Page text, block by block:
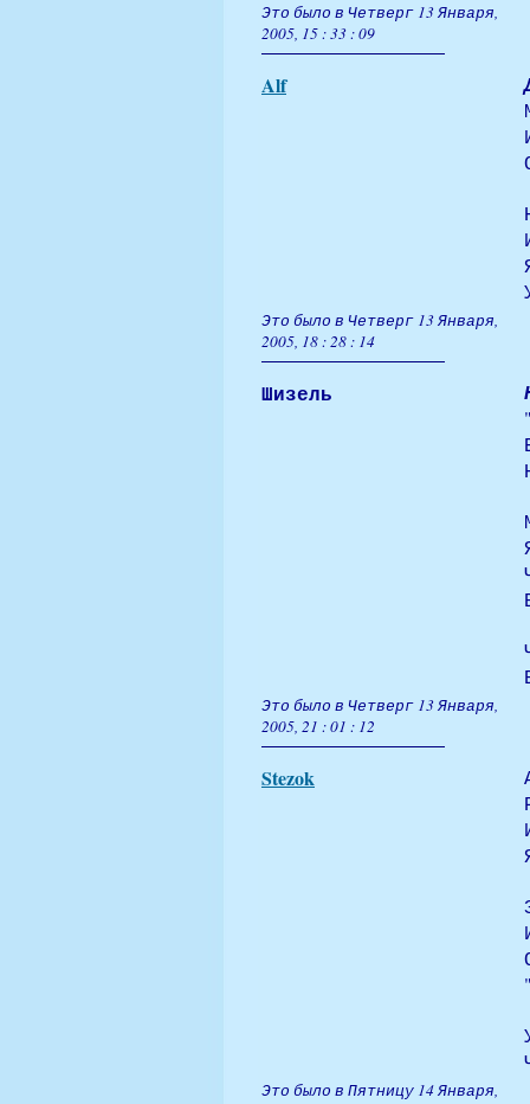
Это было в Четверг 13 Января,
2005, 15 : 33 : 09
Alf
Это было в Четверг 13 Января,
2005, 18 : 28 : 14
Шизель
Это было в Четверг 13 Января,
2005, 21 : 01 : 12
Stezok
Это было в Пятницу 14 Января,